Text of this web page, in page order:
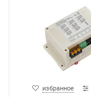
избранное